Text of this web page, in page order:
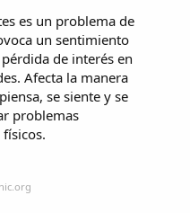
es un problema de
un sentimiento
de interés en
Afecta la manera
se siente y se
problemas